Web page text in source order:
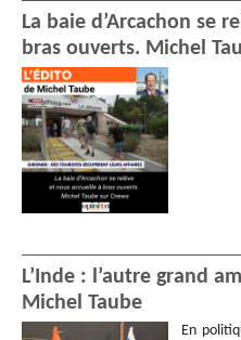
La baie d’Arcachon se
bras ouverts. Michel
L’Inde : l’autre grand
Michel Taube
En